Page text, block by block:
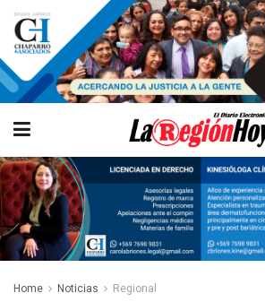
Home Noticias Regional